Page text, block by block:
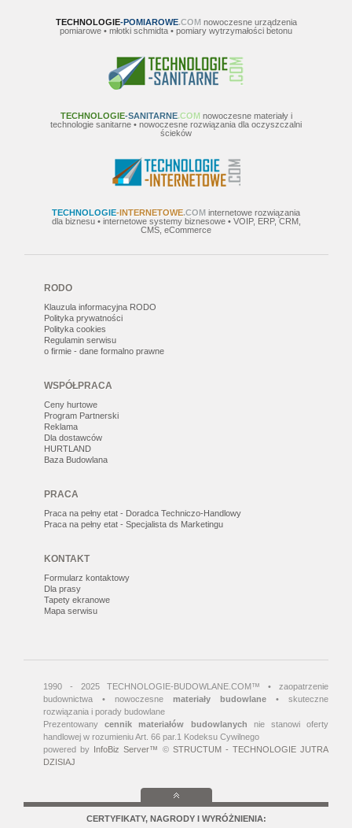
TECHNOLOGIE-POMIAROWE.COMnowoczesne urządzenia
pomiarowe • młotki schmidta • pomiary wytrzymałości betonu
TECHNOLOGIE-SANITARNE.COMnowoczesne materiały i
technologie sanitarne • nowoczesne rozwiązania dla oczyszczalni
ścieków
TECHNOLOGIE-INTERNETOWE.COM internetowe rozwiązania
dla biznesu • internetowe systemy biznesowe • VOIP, ERP, CRM,
CMS, eCommerce
RODO
Klauzula informacyjna RODO
Polityka prywatności
Polityka cookies
Regulamin serwisu
o firmie - dane formalno prawne
WSPÓŁPRACA
Ceny hurtowe
Program Partnerski
Reklama
Dla dostawców
HURTLAND
Baza Budowlana
PRACA
Praca na pełny etat - Doradca Techniczo-Handlowy
Praca na pełny etat - Specjalista ds Marketingu
KONTAKT
Formularz kontaktowy
Dla prasy
Tapety ekranowe
Mapa serwisu
1990 - 2025 TECHNOLOGIE-BUDOWLANE.COM™ • zaopatrzenie
budownictwa • nowoczesne materiały budowlane • skuteczne
rozwiązania i porady budowlane
Prezentowanycennik materiałów budowlanych nie stanowi oferty
handlowej w rozumieniu Art. 66 par.1 Kodeksu Cywilnego
powered by InfoBiz Server™ © STRUCTUM - TECHNOLOGIE JUTRA
DZISIAJ
CERTYFIKATY, NAGRODY I WYRÓŻNIENIA: